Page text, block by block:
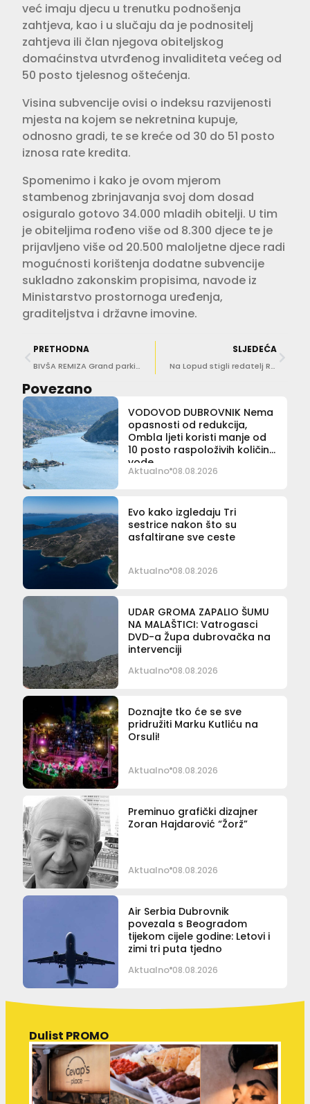
već imaju djecu u trenutku podnošenja
zahtjeva, kao i u slučaju da je podnositelj
zahtjeva ili član njegova obiteljskog
domaćinstva utvrđenog invaliditeta većeg od
50 posto tjelesnog oštećenja.
Visina subvencije ovisi o indeksu razvijenosti
mjesta na kojem se nekretnina kupuje,
odnosno gradi, te se kreće od 30 do 51 posto
iznosa rate kredita.
Spomenimo i kako je ovom mjerom
stambenog zbrinjavanja svoj dom dosad
osiguralo gotovo 34.000 mladih obitelji. U tim
je obiteljima rođeno više od 8.300 djece te je
prijavljeno više od 20.500 maloljetne djece radi
mogućnosti korištenja dodatne subvencije
sukladno zakonskim propisima, navode iz
Ministarstvo prostornoga uređenja,
graditeljstva i državne imovine.
PRETHODNA
BIVŠA REMIZA Grand parking spustio rampe, jedan sat parkiranja platit ćete 3 eura
SLJEDEĆA
Na Lopud stigli redatelj Ruben Östlund i direktorica fotografije na filmu Urszula Pontikos
Povezano
VODOVOD DUBROVNIK Nema
opasnosti od redukcija,
Ombla ljeti koristi manje od
10 posto raspoloživih količina
vode
Aktualno 08.08.2026
Evo kako izgledaju Tri
sestrice nakon što su
asfaltirane sve ceste
Aktualno 08.08.2026
UDAR GROMA ZAPALIO ŠUMU
NA MALAŠTICI: Vatrogasci
DVD-a Župa dubrovačka na
intervenciji
Aktualno 08.08.2026
Doznajte tko će se sve
pridružiti Marku Kutliću na
Orsuli!
Aktualno 08.08.2026
Preminuo grafički dizajner
Zoran Hajdarović “Žorž”
Aktualno 08.08.2026
Air Serbia Dubrovnik
povezala s Beogradom
tijekom cijele godine: Letovi i
zimi tri puta tjedno
Aktualno 08.08.2026
Dulist PROMO